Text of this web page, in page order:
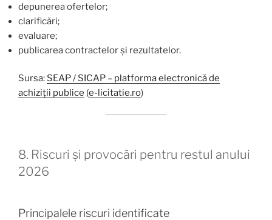
depunerea ofertelor;
clarificări;
evaluare;
publicarea contractelor și rezultatelor.
Sursa: SEAP / SICAP – platforma electronică de
achiziții publice (e-licitatie.ro)
8. Riscuri și provocări pentru restul anului
2026
Principalele riscuri identificate